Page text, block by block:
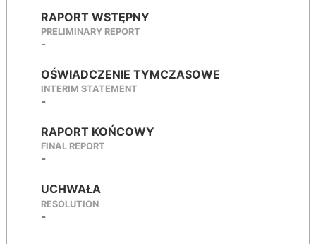
RAPORT WSTĘPNY
PRELIMINARY REPORT
-
OŚWIADCZENIE TYMCZASOWE
INTERIM STATEMENT
-
RAPORT KOŃCOWY
FINAL REPORT
-
UCHWAŁA
RESOLUTION
-